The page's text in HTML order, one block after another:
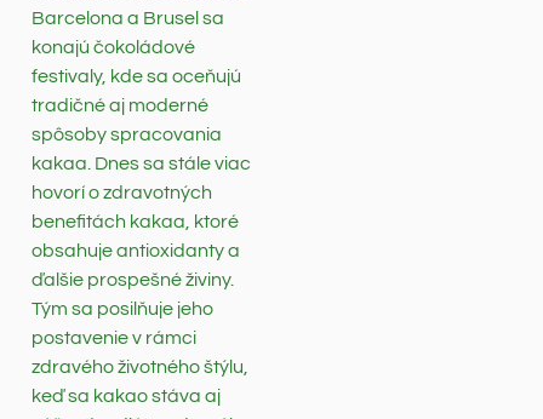
Barcelona a Brusel sa
konajú čokoládové
festivaly, kde sa oceňujú
tradičné aj moderné
spôsoby spracovania
kakaa. Dnes sa stále viac
hovorí o zdravotných
benefitách kakaa, ktoré
obsahuje antioxidanty a
ďalšie prospešné živiny.
Tým sa posilňuje jeho
postavenie v rámci
zdravého životného štýlu,
keď sa kakao stáva aj